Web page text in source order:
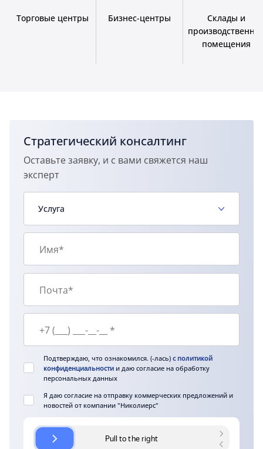
Торговые центры Бизнес-центры
Склады и
помещения
Стратегический консалтинг
Оставьте заявку, и с вами свяжется наш
эксперт
Услуга
Подтверждаю, что ознакомился. (-лась) с политикой
конфиденциальности и даю согласие на обработку
персональных данных
Я даю согласие на отправку коммерческих предложений и
новостей от компании "Николиерс"